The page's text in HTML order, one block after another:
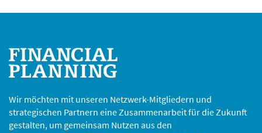
Wir möchten mit unseren Netzwerk-Mitgliedern und
strategischen Partnern eine Zusammenarbeit für die Zukunft
gestalten, um gemeinsam Nutzen aus den